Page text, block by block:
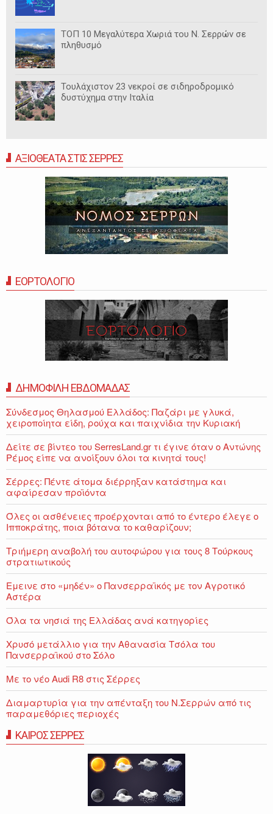
ΤΟΠ 10 Μεγαλύτερα Χωριά του Ν. Σερρών σε
πληθυσμό
Τουλάχιστον 23 νεκροί σε σιδηροδρομικό
δυστύχημα στην Ιταλία
ΑΞΙΟΘΕΑΤΑ ΣΤΙΣ ΣΕΡΡΕΣ
ΕΟΡΤΟΛΟΓΙΟ
ΔΗΜΟΦΙΛΗ ΕΒΔΟΜΑΔΑΣ
Σύνδεσμος Θηλασμού Ελλάδος: Παζάρι με γλυκά,
χειροποίητα είδη, ρούχα και παιχνίδια την Κυριακή
Δείτε σε βίντεο του SerresLand.gr τι έγινε όταν ο Αντώνης
Ρέμος είπε να ανοίξουν όλοι τα κινητά τους!
Σέρρες: Πέντε άτομα διέρρηξαν κατάστημα και
αφαίρεσαν προϊόντα
Όλες οι ασθένειες προέρχονται από το έντερο έλεγε ο
Ιπποκράτης, ποια βότανα το καθαρίζουν;
Τριήμερη αναβολή του αυτοφώρου για τους 8 Τούρκους
στρατιωτικούς
Εμεινε στο «μηδέν» o Πανσερραϊκός με τον Αγροτικό
Αστέρα
Όλα τα νησιά της Ελλάδας ανά κατηγορίες
Χρυσό μετάλλιο για την Αθανασία Τσόλα του
Πανσερραϊκού στο Σόλο
Με το νέο Audi R8 στις Σέρρες
Διαμαρτυρία για την απένταξη του Ν.Σερρών από τις
παραμεθόριες περιοχές
ΚΑΙΡΟΣ ΣΕΡΡΕΣ